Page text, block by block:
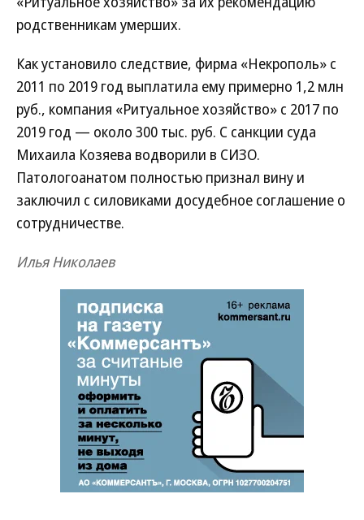
родственникам умерших.
Как установило следствие, фирма «Некрополь» с
2011 по 2019 год выплатила ему примерно 1,2 млн
руб., компания «Ритуальное хозяйство» с 2017 по
2019 год — около 300 тыс. руб. С санкции суда
Михаила Козяева водворили в СИЗО.
Патологоанатом полностью признал вину и
заключил с силовиками досудебное соглашение о
сотрудничестве.
Илья Николаев